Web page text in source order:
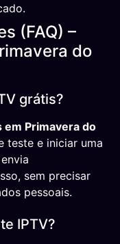
(FAQ) –
do
grátis?
em Primavera do
teste e iniciar uma
sem precisar
pessoais.
IPTV?